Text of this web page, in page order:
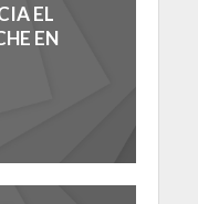
EL
EN